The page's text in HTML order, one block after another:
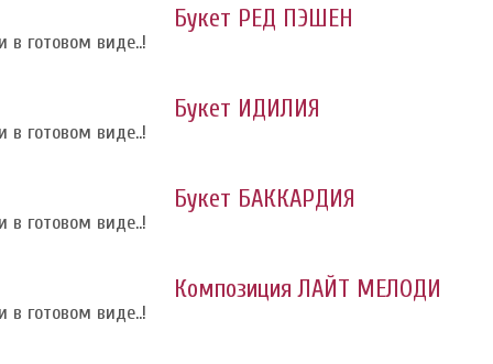
в готовом виде..!
Букет РЕД ПЭШЕН
в готовом виде..!
Букет ИДИЛИЯ
в готовом виде..!
Букет БАККАРДИЯ
в готовом виде..!
Композиция ЛАЙТ МЕЛОДИ